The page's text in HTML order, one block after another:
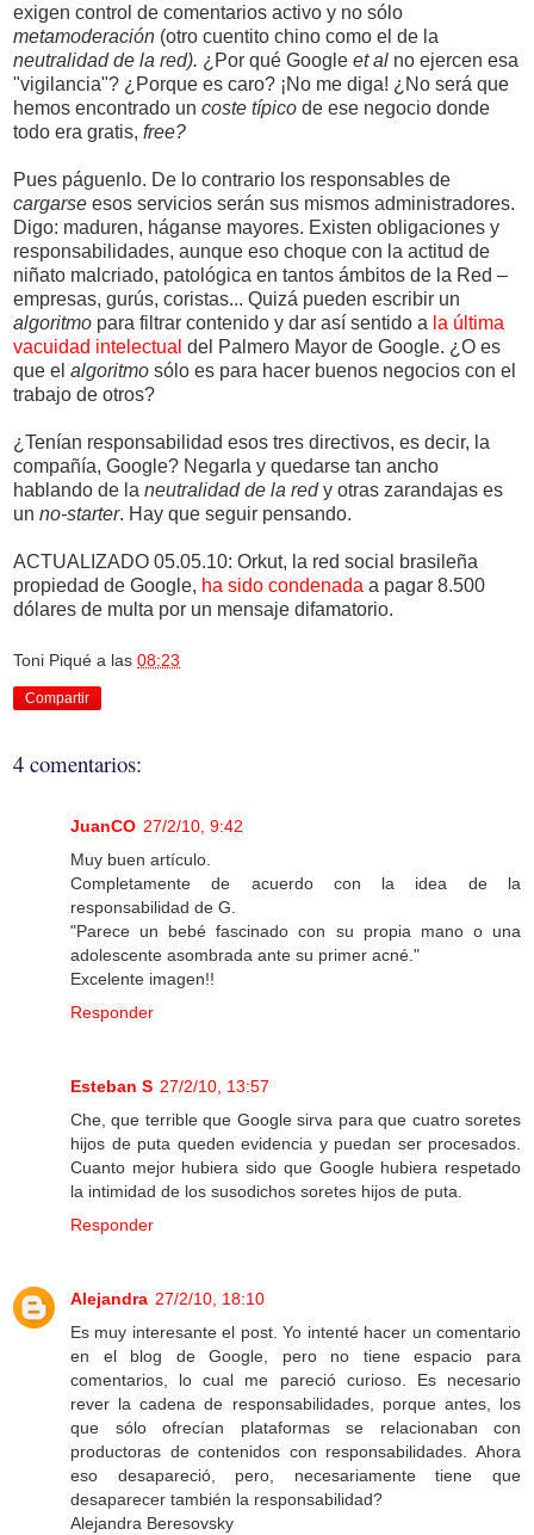
exigen control de comentarios activo y no sólo
metamoderación (otro cuentito chino como el de la
neutralidad de la red). ¿Por qué Google et al no ejercen esa
"vigilancia"? ¿Porque es caro? ¡No me diga! ¿No será que
hemos encontrado un coste típico de ese negocio donde
todo era gratis, free?
Pues páguenlo. De lo contrario los responsables de
cargarse esos servicios serán sus mismos administradores.
Digo: maduren, háganse mayores. Existen obligaciones y
responsabilidades, aunque eso choque con la actitud de
niñato malcriado, patológica en tantos ámbitos de la Red –
empresas, gurús, coristas... Quizá pueden escribir un
algoritmo para filtrar contenido y dar así sentido a la última
vacuidad intelectual del Palmero Mayor de Google. ¿O es
que el algoritmo sólo es para hacer buenos negocios con el
trabajo de otros?
¿Tenían responsabilidad esos tres directivos, es decir, la
compañía, Google? Negarla y quedarse tan ancho
hablando de la neutralidad de la redy otras zarandajas es
un no-starter. Hay que seguir pensando.
ACTUALIZADO 05.05.10: Orkut, la red social brasileña
propiedad de Google, ha sido condenada a pagar 8.500
dólares de multa por un mensaje difamatorio.
Toni Piqué a las 08:23
Compartir
4 comentarios:
JuanCO 27/2/10, 9:42
Muy buen artículo.
Completamente de acuerdo con la idea de la
responsabilidad de G.
"Parece un bebé fascinado con su propia mano o una
adolescente asombrada ante su primer acné."
Excelente imagen!!
Responder
Esteban S 27/2/10, 13:57
Che, que terrible que Google sirva para que cuatro soretes
hijos de puta queden evidencia y puedan ser procesados.
Cuanto mejor hubiera sido que Google hubiera respetado
la intimidad de los susodichos soretes hijos de puta.
Responder
Alejandra 27/2/10, 18:10
Es muy interesante el post. Yo intenté hacer un comentario
en el blog de Google, pero no tiene espacio para
comentarios, lo cual me pareció curioso. Es necesario
rever la cadena de responsabilidades, porque antes, los
que sólo ofrecían plataformas se relacionaban con
productoras de contenidos con responsabilidades. Ahora
eso desapareció, pero, necesariamente tiene que
desaparecer también la responsabilidad?
Alejandra Beresovsky